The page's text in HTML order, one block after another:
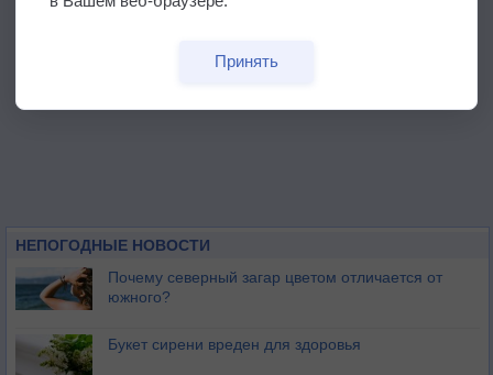
НЕПОГОДНЫЕ НОВОСТИ
Почему северный загар цветом отличается от
южного?
Букет сирени вреден для здоровья
Принять